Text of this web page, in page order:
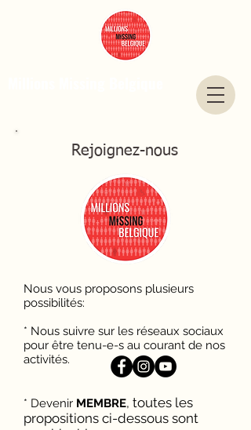
Rejoignez-nous
Nous vous proposons plusieurs
possibilités:
* Nous suivre sur les réseaux sociaux
pour être tenu-e-s au courant de nos
activités.
* Devenir MEMBRE, toutes les
propositions ci-dessous sont